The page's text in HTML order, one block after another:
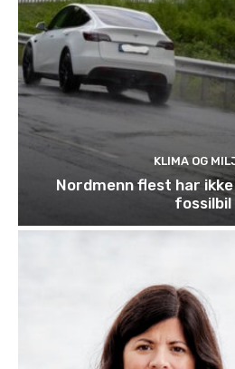
KLIMA OG
Nordmenn flest har
fossilbil